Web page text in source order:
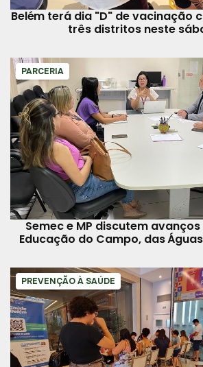
Belém terá dia "D" de vacinação
três distritos neste
PARCERIA
Semec e MP discutem
Educação do Campo, das
PREVENÇÃO À SAÚDE